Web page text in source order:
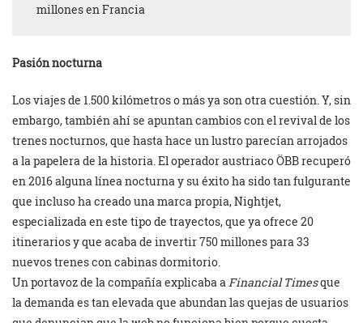
millones en Francia
Pasión nocturna
Los viajes de 1.500 kilómetros o más ya son otra cuestión. Y, sin
embargo, también ahí se apuntan cambios con el revival de los
trenes nocturnos, que hasta hace un lustro parecían arrojados
a la papelera de la historia. El operador austriaco ÖBB recuperó
en 2016 alguna línea nocturna y su éxito ha sido tan fulgurante
que incluso ha creado una marca propia, Nightjet,
especializada en este tipo de trayectos, que ya ofrece 20
itinerarios y que acaba de invertir 750 millones para 33
nuevos trenes con cabinas dormitorio.
Un portavoz de la compañía explicaba a Financial Timesque
la demanda es tan elevada que abundan las quejas de usuarios